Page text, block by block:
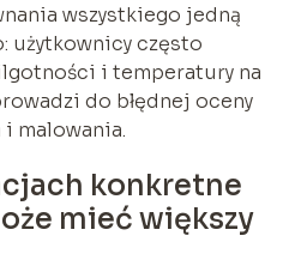
wszystkiego jedną
użytkownicy często
i temperatury na
do błędnej oceny
malowania.
konkretne
mieć większy